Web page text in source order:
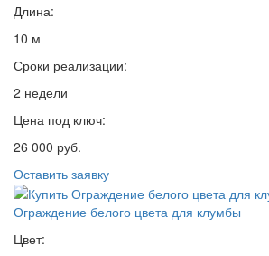
Длина:
10 м
Сроки реализации:
2 недели
Цена под ключ:
26 000 руб.
Оставить заявку
Ограждение белого цвета для клумбы
Цвет: